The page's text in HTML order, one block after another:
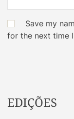
Save my
for the next time
EDIÇÕES